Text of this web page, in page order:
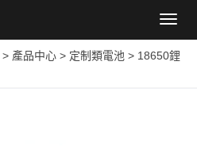
導
菜
> 產品中心 > 定制類電池 > 18650鋰